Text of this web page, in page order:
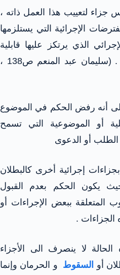
جزاء لتعييب هذا العمل ذاته ،
الإجرائية التي يستلزمها
الذي يرتكز عليها قابلية
الاعتراف القانوني به وقبوله . (سليمان عبد المنعم ص138 ،
أنه رفض الحكم في الموضوع
أو الموضوعية التي تسمح
أو الدعوى
إجرائية أخرى كالبطلان
يكون الحكم بعدم القبول
المتعلقة ببعض الإجراءات أو
الجزاءات .
لا ينصرف الى الأجزاء
أو السقوط و الحرمان وإنما